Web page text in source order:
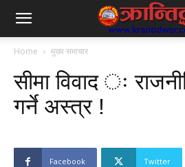
Home मुख्य समाचार
सीमा विवाद ः
गर्ने अस्त्र !
Facebook Twitter